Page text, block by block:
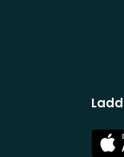
App
Store